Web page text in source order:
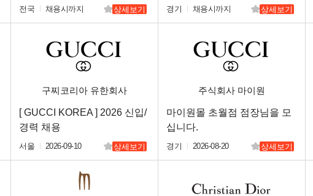
니저님을 구인합니다.
전국 채용시까지 상세보기 경기 채용시까지 상세보기
구찌코리아 유한회사
[ GUCCI KOREA ] 2026 신입/
경력 채용
서울 2026-09-10 상세보기
주식회사 마이원
마이원몰 초월점 점장님을 모
십니다.
경기 2026-08-20 상세보기